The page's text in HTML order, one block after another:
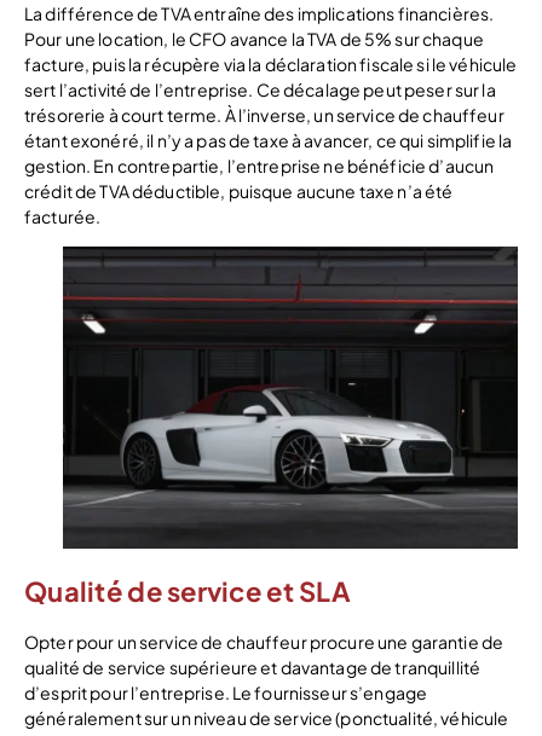
La différence de TVA entraîne des implications financières.
Pour une location, le CFO avance la TVA de 5% sur chaque
facture, puis la récupère via la déclaration fiscale si le véhicule
sert l’activité de l’entreprise. Ce décalage peut peser sur la
trésorerie à court terme. À l’inverse, un service de chauffeur
étant exonéré, il n’y a pas de taxe à avancer, ce qui simplifie la
gestion. En contrepartie, l’entreprise ne bénéficie d’aucun
crédit de TVA déductible, puisque aucune taxe n’a été
facturée.
Qualité de service et SLA
Opter pour un service de chauffeur procure une garantie de
qualité de service supérieure et davantage de tranquillité
d’esprit pour l’entreprise. Le fournisseur s’engage
généralement sur un niveau de service (ponctualité, véhicule